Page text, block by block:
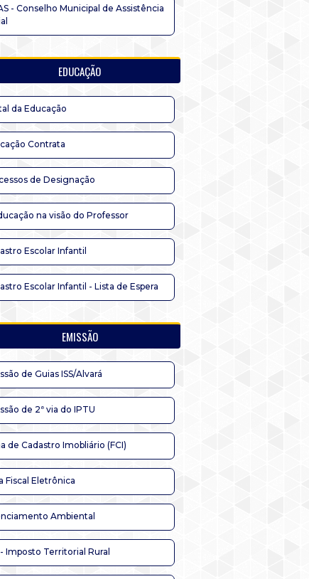
- Conselho Municipal de Assistência
EDUCAÇÃO
da Educação
Contrata
de Designação
na visão do Professor
Escolar Infantil
Escolar Infantil - Lista de Espera
EMISSÃO
de Guias ISS/Alvará
de 2ª via do IPTU
de Cadastro Imobliário (FCI)
Fiscal Eletrônica
Ambiental
Imposto Territorial Rural